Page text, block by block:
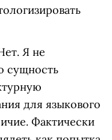
Я не
сущность
для языкового
Фактически